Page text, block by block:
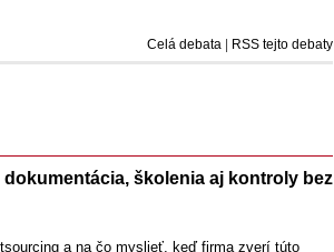
Celá debata | RSS tejto debaty
školenia aj kontroly bez
a na čo myslieť, keď firma zverí túto